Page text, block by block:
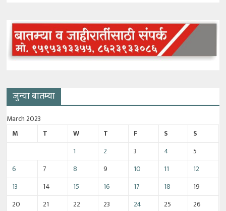
जुन्या बातम्या
March 2023
M
T W T F S
S
1
2 3 4
5
6
7 8 9 10 11
12
13
14 15 16 17 18
19
20
21 22 23 24 25 26